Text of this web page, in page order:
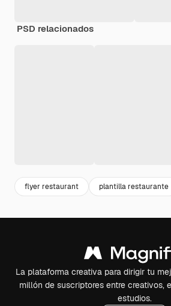
PSD relacionados
flyer restaurant plantilla restaurante
La plataforma creativa para dirigir tu
millón de suscriptores entre creativos,
estudios.